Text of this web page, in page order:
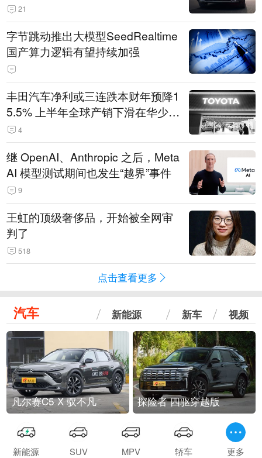
21
字节跳动推出大模型SeedRealtime
国产算力逻辑有望持续加强
丰田汽车净利或三连跌本财年预降1
5.5% 上半年全球产销下滑在华少卖
14.3万辆
4
继 OpenAI、Anthropic 之后，Meta
AI 模型测试期间也发生“越界”事件
9
王虹的顶级奢侈品，开始被全网审
判了
518
点击查看更多
汽车 新能源 新车 视频
凡尔赛C5 X 驭不凡 探险者 四驱穿越版
新能源 SUV MPV 轿车 更多